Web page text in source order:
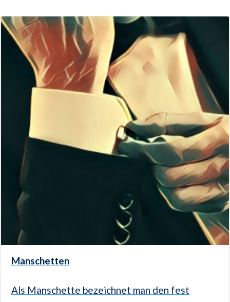
Manschetten
Als Manschette bezeichnet man den fest